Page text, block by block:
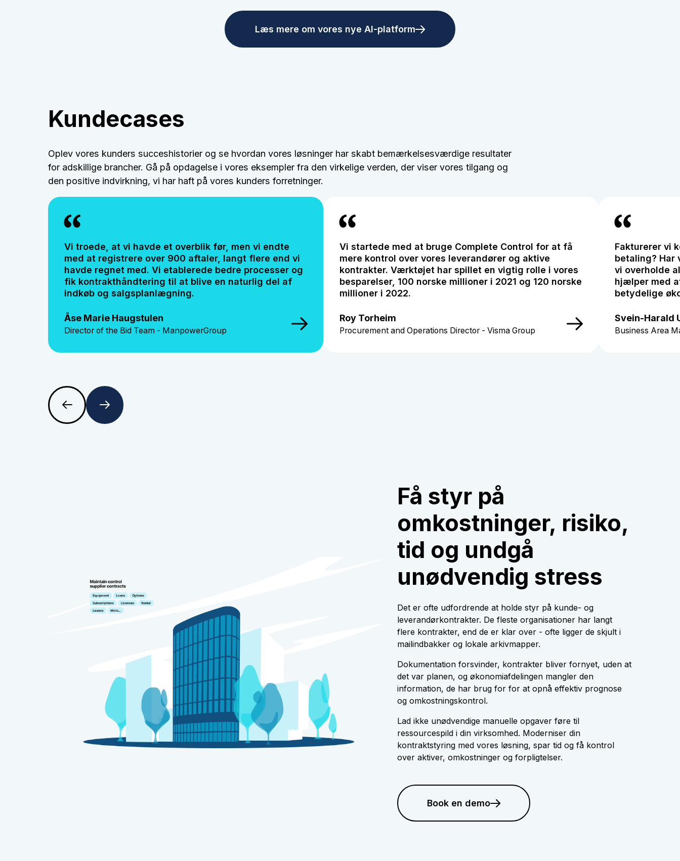
Læs mere om vores nye AI-platform
Kundecases
Oplev vores kunders succeshistorier og se hvordan vores løsninger har skabt bemærkelsesværdige resultater
for adskillige brancher. Gå på opdagelse i vores eksempler fra den virkelige verden, der viser vores tilgang og
den positive indvirkning, vi har haft på vores kunders forretninger.
Vi troede, at vi havde et overblik før, men vi endte
med at registrere over 900 aftaler, langt flere end vi
havde regnet med. Vi etablerede bedre processer og
fik kontrakthåndtering til at blive en naturlig del af
indkøb og salgsplanlægning.
Åse Marie Haugstulen
Director of the Bid Team - ManpowerGroup
Vi startede med at bruge Complete Control for at få
mere kontrol over vores leverandører og aktive
kontrakter. Værktøjet har spillet en vigtig rolle i vores
besparelser, 100 norske millioner i 2021 og 120 norske
millioner i 2022.
Roy Torheim
Procurement and Operations Director - Visma Group
Fakturerer vi
betaling? Har
vi overholde
hjælper med
betydelige
Svein-Harald
Business Area
Få styr på
omkostninger, risiko,
tid og undgå
unødvendig stress
Det er ofte udfordrende at holde styr på kunde- og
leverandørkontrakter. De fleste organisationer har langt
flere kontrakter, end de er klar over - ofte ligger de skjult i
mailindbakker og lokale arkivmapper.
Dokumentation forsvinder, kontrakter bliver fornyet, uden at
det var planen, og økonomiafdelingen mangler den
information, de har brug for for at opnå effektiv prognose
og omkostningskontrol.
Lad ikke unødvendige manuelle opgaver føre til
ressourcespild i din virksomhed. Moderniser din
kontraktstyring med vores løsning, spar tid og få kontrol
over aktiver, omkostninger og forpligtelser.
Book en demo